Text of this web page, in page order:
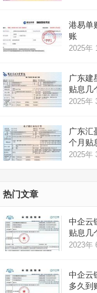
港易单
账
2025年
广东建
贴息几
2025年
广东汇
个月贴
2025年
热门文章
中企云
贴息几
2023年
中企云
多久到